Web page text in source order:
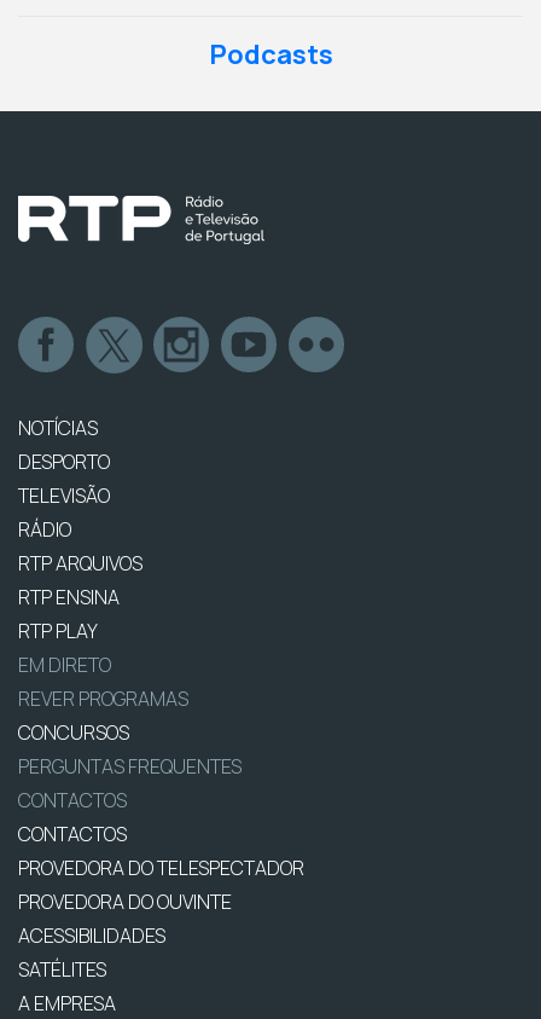
Podcasts
NOTÍCIAS
DESPORTO
TELEVISÃO
RÁDIO
RTP ARQUIVOS
RTP ENSINA
RTP PLAY
EM DIRETO
REVER PROGRAMAS
CONCURSOS
PERGUNTAS FREQUENTES
CONTACTOS
CONTACTOS
PROVEDORA DO TELESPECTADOR
PROVEDORA DO OUVINTE
ACESSIBILIDADES
SATÉLITES
A EMPRESA